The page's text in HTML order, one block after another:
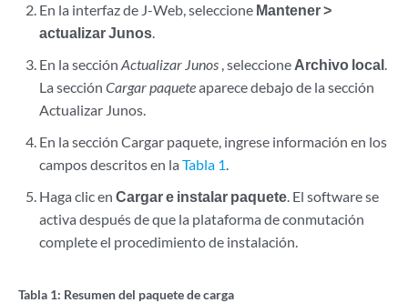
En la interfaz de J-Web, seleccione Mantener >
actualizar Junos.
En la secciónActualizar Junos , seleccione Archivo local.
La secciónCargar paqueteaparece debajo de la sección
Actualizar Junos.
En la sección Cargar paquete, ingrese información en los
campos descritos en laTabla 1.
Haga clic enCargar e instalar paquete. El software se
activa después de que la plataforma de conmutación
complete el procedimiento de instalación.
Tabla 1: Resumen del paquete de carga